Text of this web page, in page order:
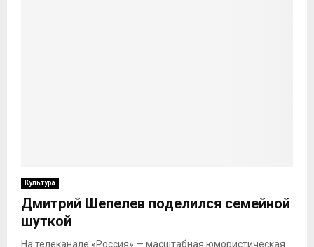
Культура
Дмитрий Шепелев поделился семейной
шуткой
На телеканале «Россия» — масштабная юмористическая